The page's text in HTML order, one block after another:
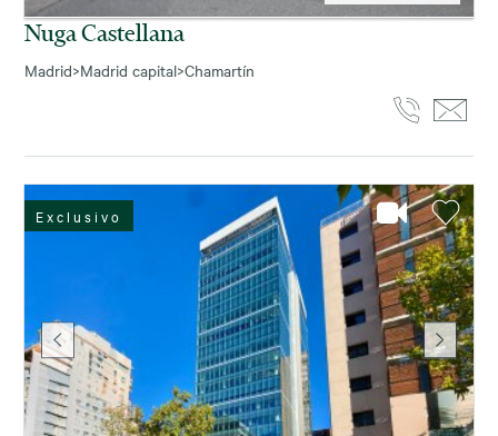
Nuga Castellana
Madrid>Madrid capital>Chamartín
Exclusivo